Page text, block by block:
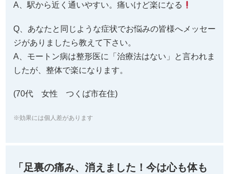
A、駅から近く通いやすい。痛いけど楽になる
Q、あなたと同じような症状でお悩みの皆様へメッセー
ジがありましたら教えて下さい。
A、モートン病は整形医に「治療法はない」と言われま
したが、整体で楽になります。
(70代 女性 つくば市在住)
※効果には個人差があります
「足裏の痛み、消えました！今は心も体も